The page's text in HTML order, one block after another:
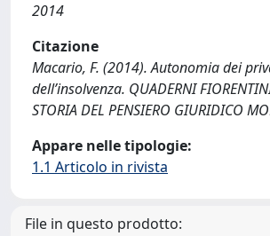
2014
Citazione
Macario, F. (2014). Autonomia dei
dell’insolvenza. QUADERNI
STORIA DEL PENSIERO GIURIDICO
Appare nelle tipologie:
1.1 Articolo in rivista
File in questo prodotto: